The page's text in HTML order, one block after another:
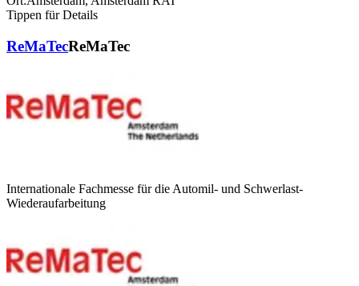
Tippen für Details
ReMaTecReMaTec
Internationale Fachmesse für die Automil- und Schwerlast-
Wiederaufarbeitung